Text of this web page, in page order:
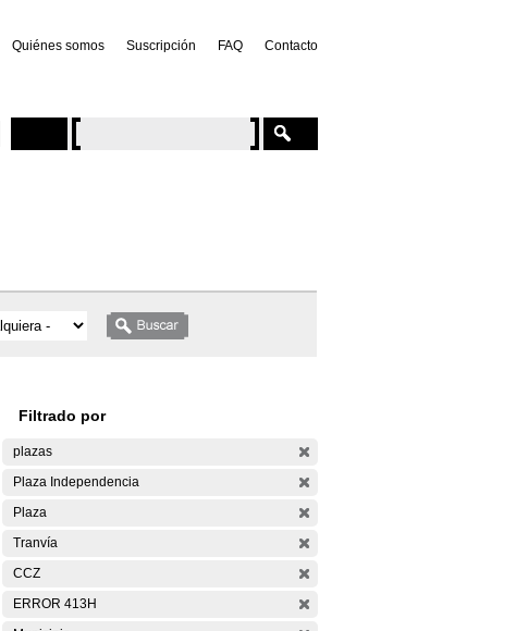
Quiénes somos Suscripción FAQ Contacto
Filtrado por
plazas
Plaza Independencia
Plaza
Tranvía
CCZ
ERROR 413H